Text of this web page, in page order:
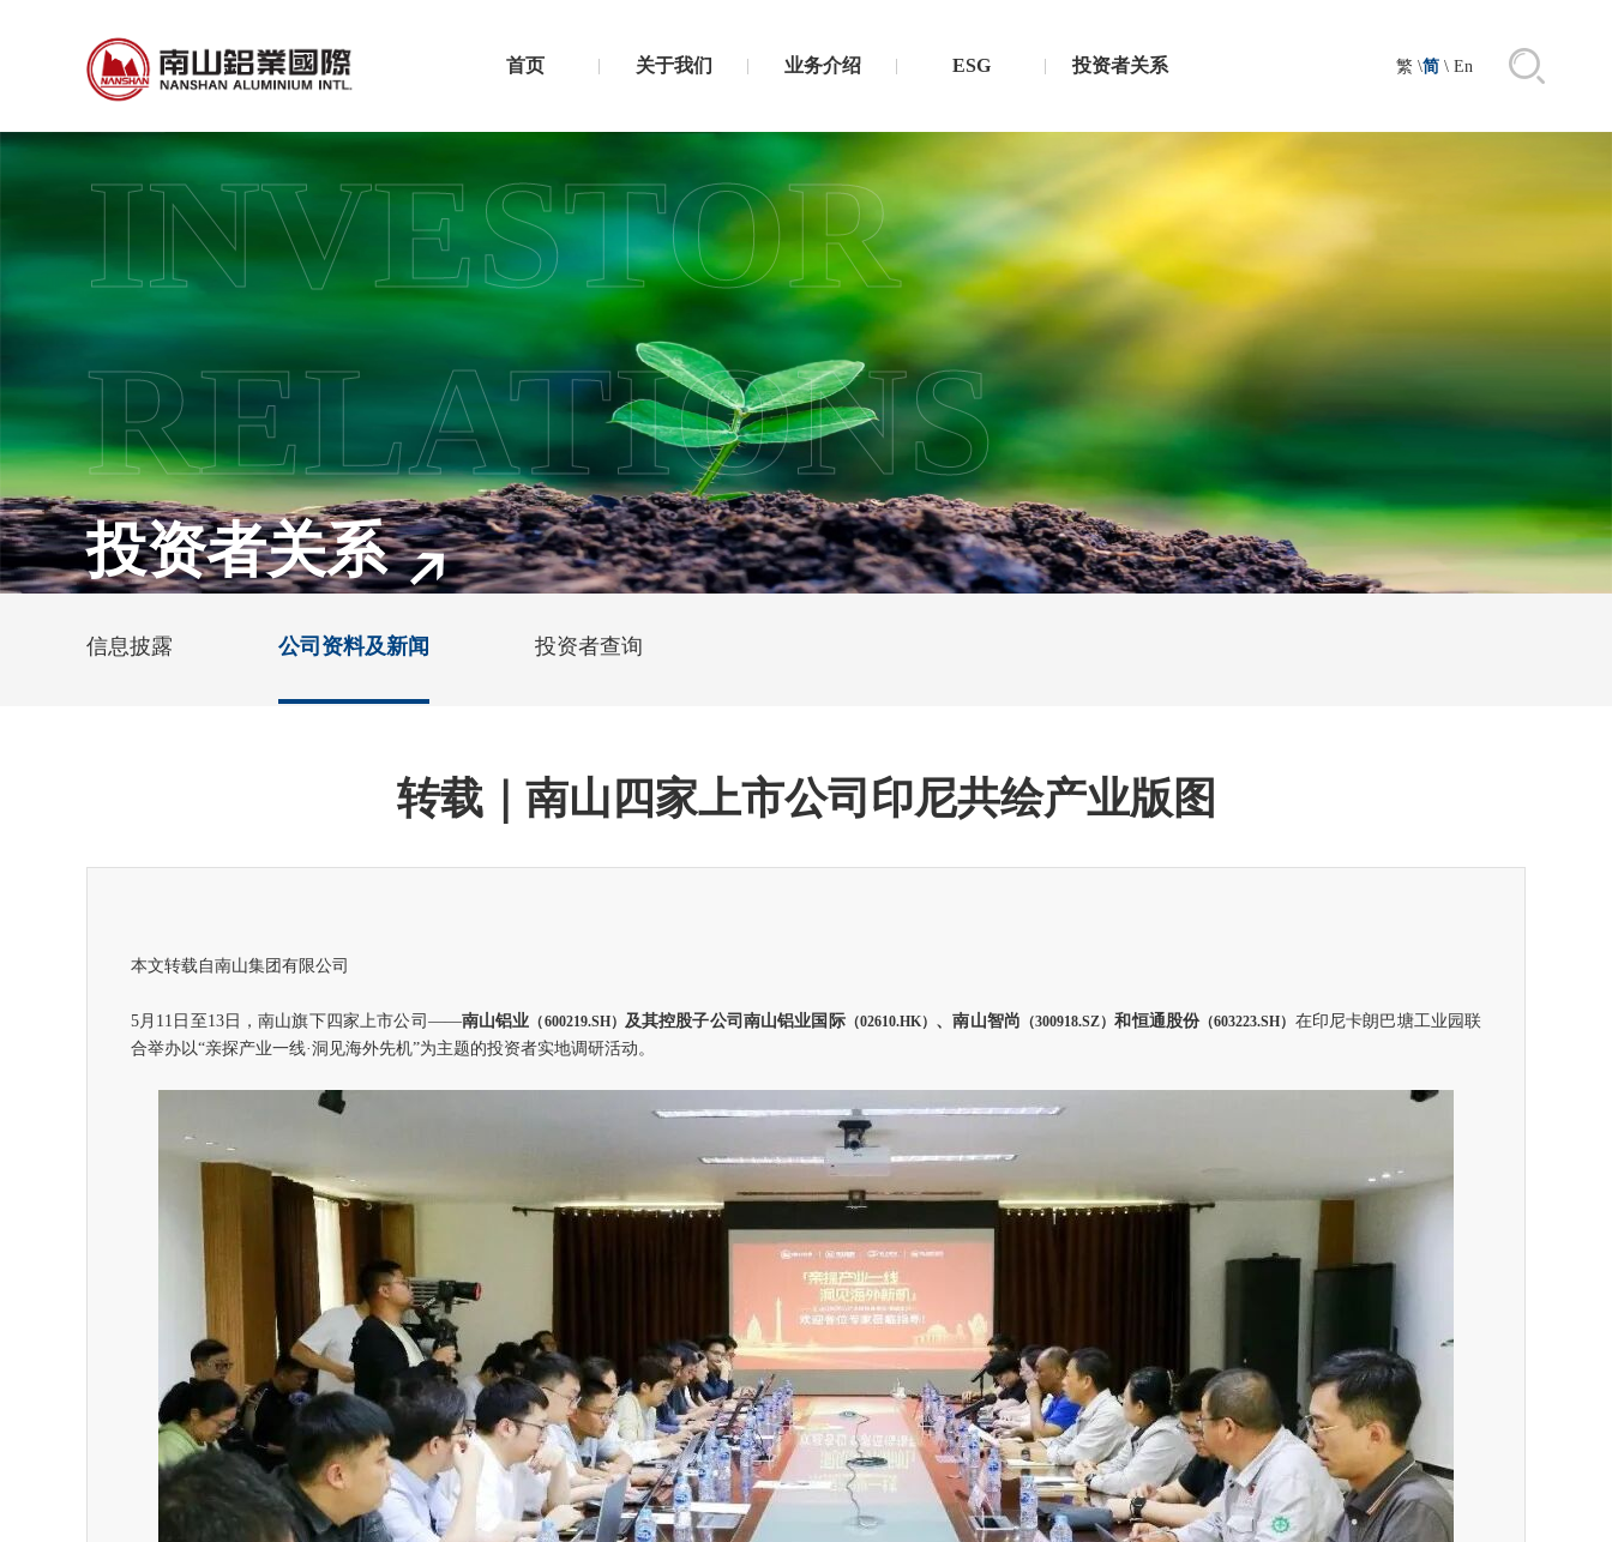
首页 关于我们 业务介绍 ESG 投资者关系 繁 \简 \ En
INVESTOR
RELATIONS
投资者关系
信息披露 公司资料及新闻 投资者查询
转载｜南山四家上市公司印尼共绘产业版图
本文转载自南山集团有限公司
5月11日至13日，南山旗下四家上市公司——南山铝业 （600219.SH） 及其控股子公司南山铝业国际（02610.HK） 、南山智尚 （300918.SZ）和恒通股份（603223.SH） 在印尼卡朗巴塘工业园联
合举办以“亲探产业一线·洞见海外先机”为主题的投资者实地调研活动。